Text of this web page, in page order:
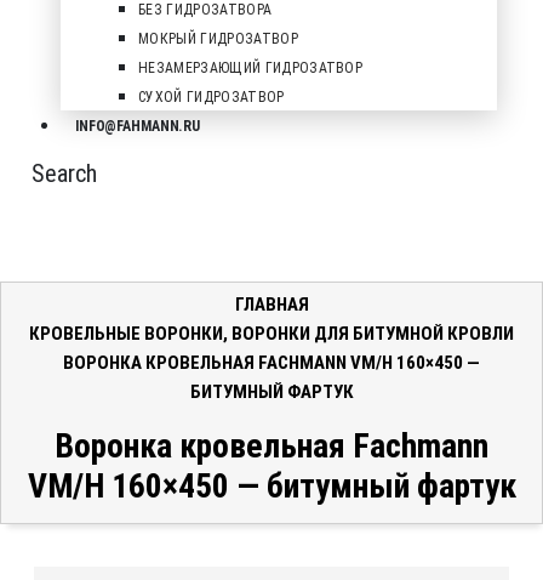
БЕЗ ГИДРОЗАТВОРА
МОКРЫЙ ГИДРОЗАТВОР
НЕЗАМЕРЗАЮЩИЙ ГИДРОЗАТВОР
СУХОЙ ГИДРОЗАТВОР
INFO@FAHMANN.RU
Search
ГЛАВНАЯ
КРОВЕЛЬНЫЕ ВОРОНКИ, ВОРОНКИ ДЛЯ БИТУМНОЙ КРОВЛИ
ВОРОНКА КРОВЕЛЬНАЯ FACHMANN VM/H 160×450 —
БИТУМНЫЙ ФАРТУК
Воронка кровельная Fachmann
VM/H 160×450 — битумный фартук